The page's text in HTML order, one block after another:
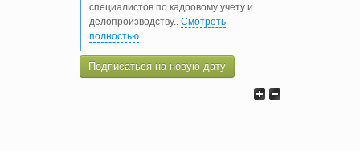
специалистов по кадровому учету и
делопроизводству.. Смотреть
полностью
Подписаться на новую дату